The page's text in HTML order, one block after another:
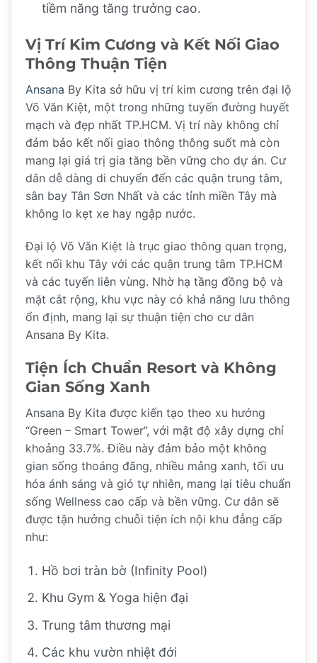
tiềm năng tăng trưởng cao.
Vị Trí Kim Cương và Kết Nối Giao
Thông Thuận Tiện
Ansana By Kita sở hữu vị trí kim cương trên đại lộ
Võ Văn Kiệt, một trong những tuyến đường huyết
mạch và đẹp nhất TP.HCM. Vị trí này không chỉ
đảm bảo kết nối giao thông thông suốt mà còn
mang lại giá trị gia tăng bền vững cho dự án. Cư
dân dễ dàng di chuyển đến các quận trung tâm,
sân bay Tân Sơn Nhất và các tỉnh miền Tây mà
không lo kẹt xe hay ngập nước.
Đại lộ Võ Văn Kiệt là trục giao thông quan trọng,
kết nối khu Tây với các quận trung tâm TP.HCM
và các tuyến liên vùng. Nhờ hạ tầng đồng bộ và
mặt cắt rộng, khu vực này có khả năng lưu thông
ổn định, mang lại sự thuận tiện cho cư dân
Ansana By Kita.
Tiện Ích Chuẩn Resort và Không
Gian Sống Xanh
Ansana By Kita được kiến tạo theo xu hướng
“Green – Smart Tower”, với mật độ xây dựng chỉ
khoảng 33.7%. Điều này đảm bảo một không
gian sống thoáng đãng, nhiều mảng xanh, tối ưu
hóa ánh sáng và gió tự nhiên, mang lại tiêu chuẩn
sống Wellness cao cấp và bền vững. Cư dân sẽ
được tận hưởng chuỗi tiện ích nội khu đẳng cấp
như:
Hồ bơi tràn bờ (Infinity Pool)
Khu Gym & Yoga hiện đại
Trung tâm thương mại
Các khu vườn nhiệt đới